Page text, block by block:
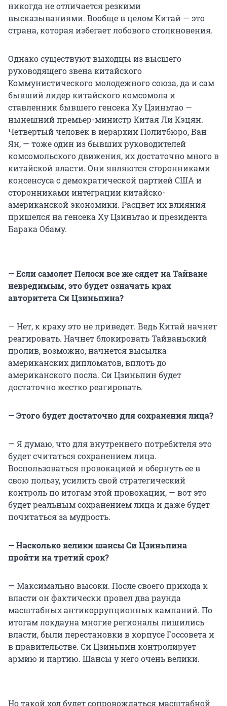
никогда не отличается резкими
высказываниями. Вообще в целом Китай — это
страна, которая избегает лобового столкновения.
Однако существуют выходцы из высшего
руководящего звена китайского
Коммунистического молодежного союза, да и сам
бывший лидер китайского комсомола и
ставленник бывшего генсека Ху Цзиньтао —
нынешний премьер-министр Китая Ли Кэцян.
Четвертый человек в иерархии Политбюро, Ван
Ян, — тоже один из бывших руководителей
комсомольского движения, их достаточно много в
китайской власти. Они являются сторонниками
консенсуса с демократической партией США и
сторонниками интеграции китайско-
американской экономики. Расцвет их влияния
пришелся на генсека Ху Цзиньтао и президента
Барака Обаму.
— Если самолет Пелоси все же сядет на Тайване
невредимым, это будет означать крах
авторитета Си Цзиньпина?
— Нет, к краху это не приведет. Ведь Китай начнет
реагировать. Начнет блокировать Тайваньский
пролив, возможно, начнется высылка
американских дипломатов, вплоть до
американского посла. Си Цзиньпин будет
достаточно жестко реагировать.
— Этого будет достаточно для сохранения лица?
— Я думаю, что для внутреннего потребителя это
будет считаться сохранением лица.
Воспользоваться провокацией и обернуть ее в
свою пользу, усилить свой стратегический
контроль по итогам этой провокации, — вот это
будет реальным сохранением лица и даже будет
почитаться за мудрость.
— Насколько велики шансы Си Цзиньпина
пройти на третий срок?
— Максимально высоки. После своего прихода к
власти он фактически провел два раунда
масштабных антикоррупционных кампаний. По
итогам локдауна многие регионалы лишились
власти, были перестановки в корпусе Госсовета и
в правительстве. Си Цзиньпин контролирует
армию и партию. Шансы у него очень велики.
Но такой ход будет сопровождаться масштабной